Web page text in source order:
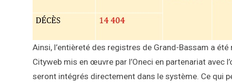
Ainsi, l’entièreté des registres de Grand-Bassam a
Cityweb mis en œuvre par l’Oneci en partenariat avec
seront intégrés directement dans le système. Ce qui